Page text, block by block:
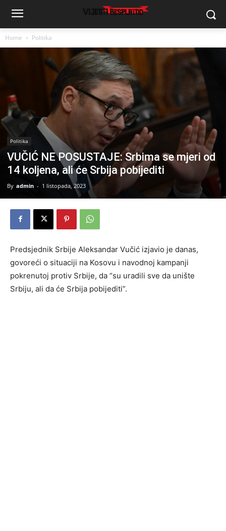
Home Politika
Politika
VUČIĆ NE POSUSTAJE: Srbima se mjeri od
14 koljena, ali će Srbija pobijediti
By admin - 1 listopada, 2023
Predsjednik Srbije Aleksandar Vučić izjavio je danas,
govoreći o situaciji na Kosovu i navodnoj kampanji
pokrenutoj protiv Srbije, da “su uradili sve da unište
Srbiju, ali da će Srbija pobijediti”.